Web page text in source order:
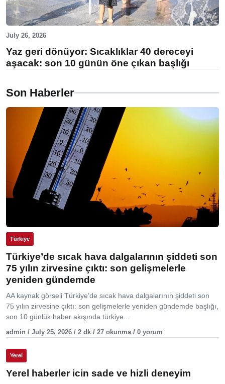
July 26, 2026
Yaz geri dönüyor: Sıcaklıklar 40 dereceyi
aşacak: son 10 günün öne çıkan başlığı
Son Haberler
Türkiye
Türkiye’de sıcak hava dalgalarının şiddeti son
75 yılın zirvesine çıktı: son gelişmelerle
yeniden gündemde
AA kaynak görseli Türkiye’de sıcak hava dalgalarının şiddeti son
75 yılın zirvesine çıktı: son gelişmelerle yeniden gündemde başlığı,
son 10 günlük haber akışında türkiye...
admin / July 25, 2026 / 2 dk / 27 okunma / 0 yorum
Yerel
Yerel haberler icin sade ve hizli deneyim